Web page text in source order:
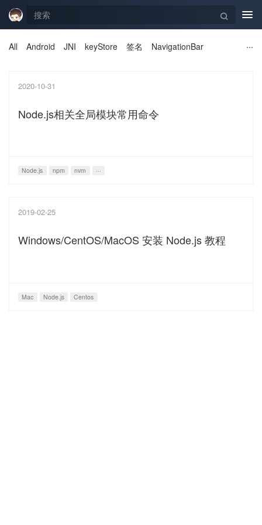
All
Android JNI keyStore 签名 NavigationBar
2020-10-31
Node.js相关全局模块常用命令
Node.js npm nvm ···
2019-02-25
Windows/CentOS/MacOS 安装 Node.js 教程
Mac Node.js Centos